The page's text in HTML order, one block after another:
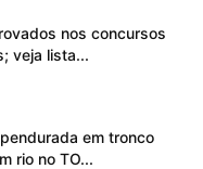
nos concursos
veja lista...
em tronco
rio no TO...